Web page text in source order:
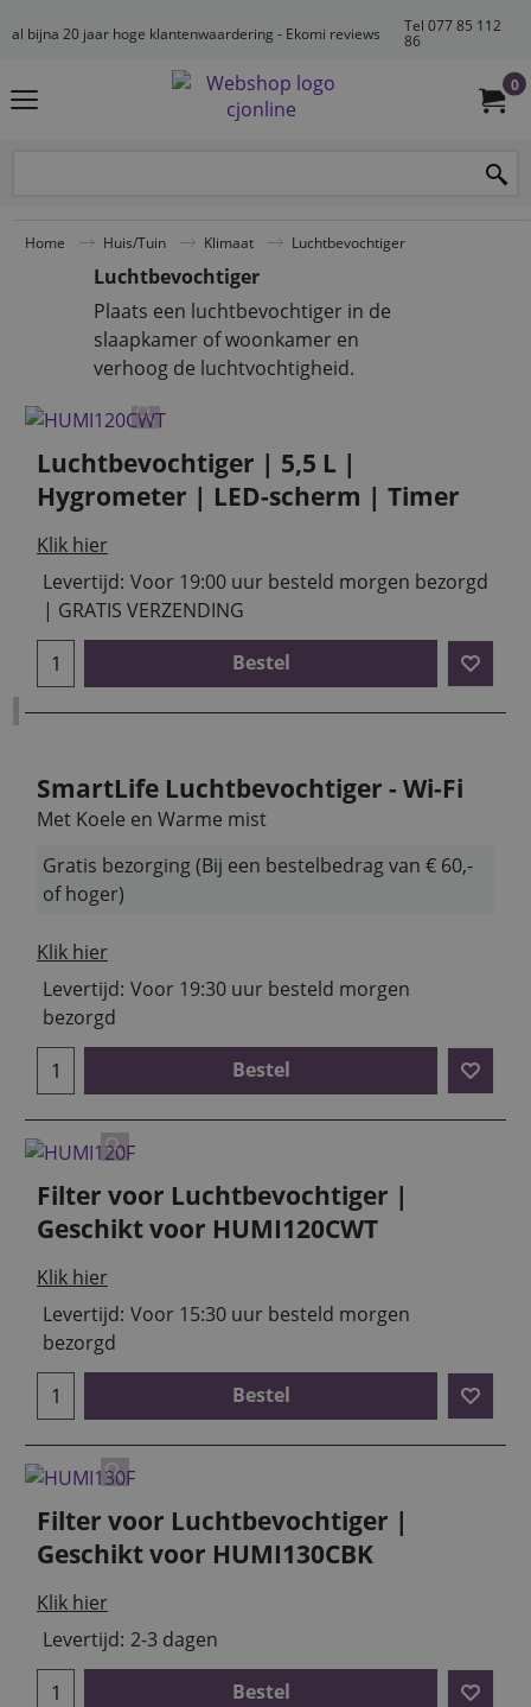
al bijna 20 jaar hoge klantenwaardering - Ekomi reviews
Tel 077 85 112
86
0
Home Huis/Tuin Klimaat Luchtbevochtiger
Luchtbevochtiger
Plaats een luchtbevochtiger in de
slaapkamer of woonkamer en
verhoog de luchtvochtigheid.
Luchtbevochtiger | 5,5 L |
Hygrometer | LED-scherm | Timer
Klik hier
Levertijd: Voor 19:00 uur besteld morgen bezorgd
| GRATIS VERZENDING
Bestel
SmartLife Luchtbevochtiger - Wi-Fi
Met Koele en Warme mist
Gratis bezorging (Bij een bestelbedrag van € 60,-
of hoger)
Klik hier
Levertijd: Voor 19:30 uur besteld morgen
bezorgd
Bestel
Filter voor Luchtbevochtiger |
Geschikt voor HUMI120CWT
Klik hier
Levertijd: Voor 15:30 uur besteld morgen
bezorgd
Bestel
Filter voor Luchtbevochtiger |
Geschikt voor HUMI130CBK
Klik hier
Levertijd: 2-3 dagen
Bestel